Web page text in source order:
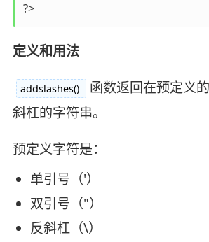
?>
定义和用法
addslashes()
函数返回在预定义
斜杠的字符串。
预定义字符是：
单引号（'）
双引号（"）
反斜杠（\）